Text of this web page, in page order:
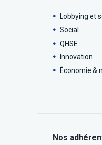
Lobbying et
Social
QHSE
Innovation
Économie &
Nos